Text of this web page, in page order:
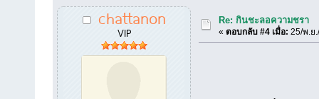
chattanon
VIP
Re: กินชะลอความชรา
«ตอบกลับ #4 เมื่อ: 25/พ.ย